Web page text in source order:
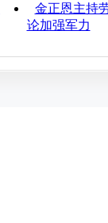
金正恩主持
论加强军力